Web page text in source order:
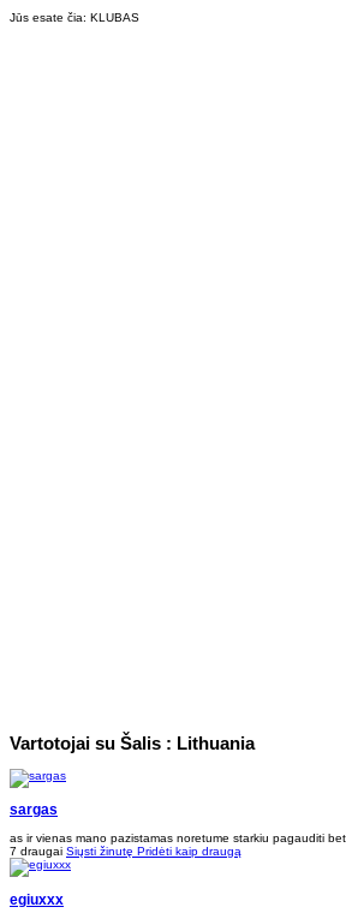
Jūs esate čia: KLUBAS
Vartotojai su Šalis : Lithuania
sargas
as ir vienas mano pazistamas noretume starkiu pagauditi
7 draugai Siųsti žinutę Pridėti kaip draugą
egiuxxx